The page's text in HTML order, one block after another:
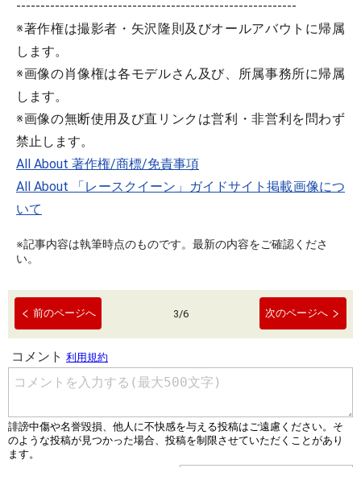
----------------------------------------------------------
※著作権は撮影者・矢沢隆則及びオールアバウトに帰属
します。
※画像の肖像権は各モデルさん及び、所属事務所に帰属
します。
※画像の無断使用及び直リンクは営利・非営利を問わず
禁止します。
All About 著作権/商標/免責事項
All About 「レースクイーン」ガイドサイト掲載画像につ
いて
※記事内容は執筆時点のものです。最新の内容をご確認くださ
い。
前のページへ 3/6 次のページへ